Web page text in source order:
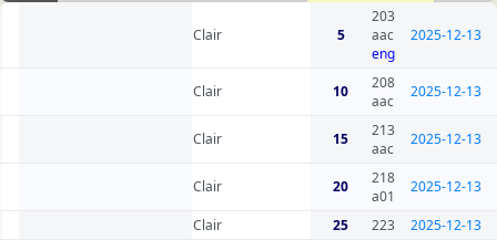
Clair 5
203
aac
eng
2025-12-13
Clair 10
208
aac
2025-12-13
Clair 15
213
aac
2025-12-13
Clair 20
218
a01
2025-12-13
Clair 25 223 2025-12-13